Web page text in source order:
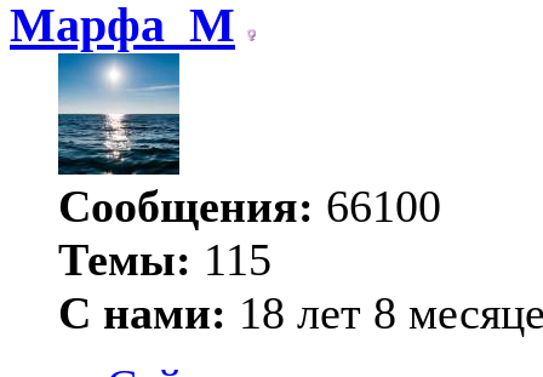
Марфа_М
Сообщения: 66100
Темы: 115
С нами: 18 лет 8